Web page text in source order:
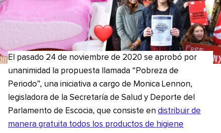
El pasado 24 de noviembre de 2020 se aprobó por
unanimidad la propuesta llamada “Pobreza de
Periodo”, una iniciativa a cargo de Monica Lennon,
legisladora de la Secretaría de Salud y Deporte del
Parlamento de Escocia, que consiste en distribuir de
manera gratuita todos los productos de higiene